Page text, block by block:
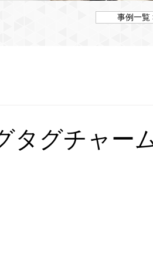
事例一覧
タグチャー